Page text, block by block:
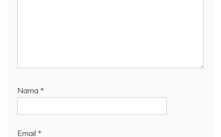
Nama *
Email *